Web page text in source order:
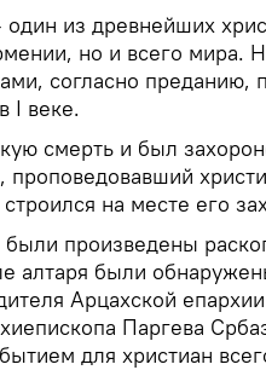
из древнейших
но и всего мира.
согласно преданию,
I веке.
смерть и был
на месте его
произведены
алтаря были
Арцахской
Паргева
для христиан